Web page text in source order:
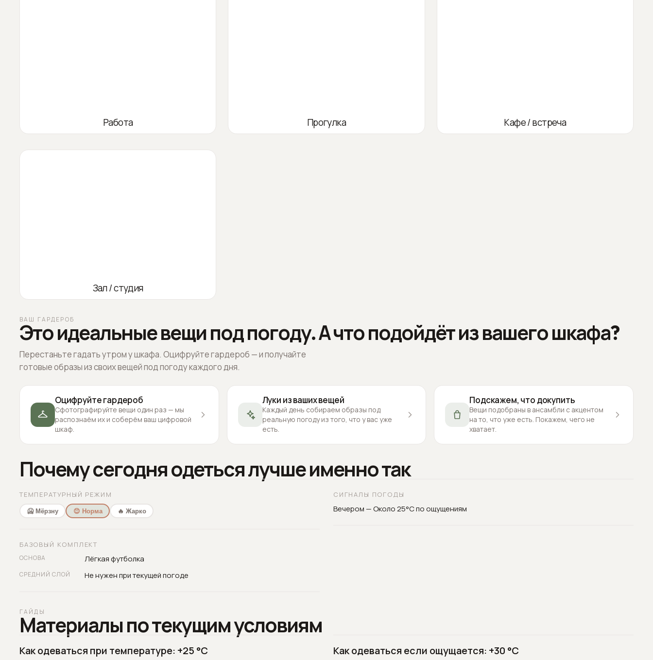
Работа Прогулка Кафе / встреча
Зал / студия
ВАШ ГАРДЕРОБ
Это идеальные вещи под погоду. А что подойдёт из вашего шкафа?
Перестаньте гадать утром у шкафа. Оцифруйте гардероб — и получайте
готовые образы из своих вещей под погоду каждого дня.
Оцифруйте гардероб
Сфотографируйте вещи один раз — мы
распознаём их и соберём ваш цифровой
шкаф.
Луки из ваших вещей
Каждый день собираем образы под
реальную погоду из того, что у вас уже
есть.
Подскажем, что докупить
Вещи подобраны в ансамбли с акцентом
на то, что уже есть. Покажем, чего не
хватает.
Почему сегодня одеться лучше именно так
ТЕМПЕРАТУРНЫЙ РЕЖИМ
🥶 Мёрзну 😊 Норма 🔥 Жарко
БАЗОВЫЙ КОМПЛЕКТ
ОСНОВА Лёгкая футболка
СРЕДНИЙ СЛОЙ Не нужен при текущей погоде
СИГНАЛЫ ПОГОДЫ
Вечером — Около 25°C по ощущениям
ГАЙДЫ
Материалы по текущим условиям
Как одеваться при температуре: +25 °C Как одеваться если ощущается: +30 °C